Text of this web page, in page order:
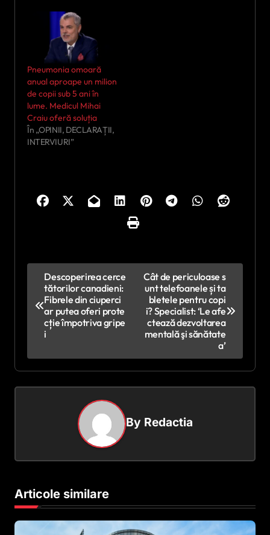
ultimului buletin medical
emis de Sala de Presă a
Vaticanului, Suveranul
Pontif a fost diagnosticat
cu pneumonie bilaterală
în stadiu incipient, după
ce inițial fusese
identificată o infecție…
Pneumonia omoară
anual aproape un milion
de copii sub 5 ani în
lume. Medicul Mihai
Craiu oferă soluția
În „OPINII, DECLARAȚII,
INTERVIURI”
a
r
r
t
Descoperirea cerce
tătorilor canadieni:
Fibrele din ciuperci
ar putea oferi prote
cție împotriva gripe
i
Cât de periculoase s
unt telefoanele și ta
bletele pentru copi
i? Specialist: ‘Le afe
ctează dezvoltarea
mentală şi sănătate
a’
By Redactia
Articole similare